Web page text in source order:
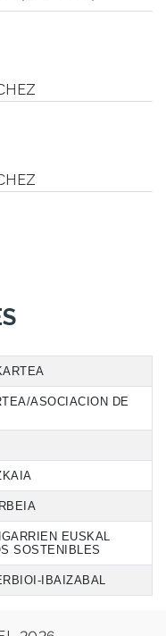
ASOCIACION DE
EUSKAL
SOSTENIBLES
IBAIZABAL